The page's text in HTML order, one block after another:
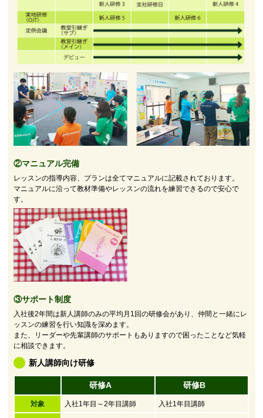
②マニュアル完備
レッスンの指導内容、プランは全てマニュアルに記載されております。
マニュアルに沿って教材準備やレッスンの流れを練習できるので安心で
す。
③サポート制度
入社後2年間は新人講師のみの平均月1回の研修会があり、仲間と一緒にレ
ッスンの練習を行い知識を深めます。
また、リーダーや先輩講師のサポートもありますので困ったことなど気軽
に相談できます。
新人講師向け研修
研修A 研修B
対象 入社1年目～2年目講師 入社1年目講師